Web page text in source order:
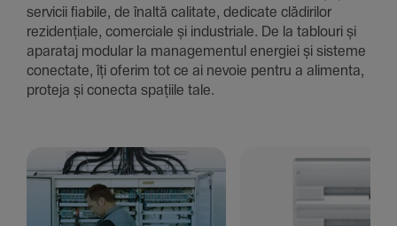
servicii fiabile, de înaltă cali­tate, dedi­cate clădi­rilor
rezi­den­țiale, comer­ciale și indus­triale. De la tablouri și
aparataj modular la managementul energiei și sisteme
conec­tate, îți oferim tot ce ai nevoie pentru a alimenta,
proteja și conecta spațiile tale.